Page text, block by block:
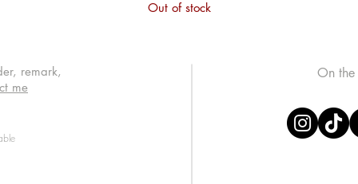
Out of stock
remark,
me
On the